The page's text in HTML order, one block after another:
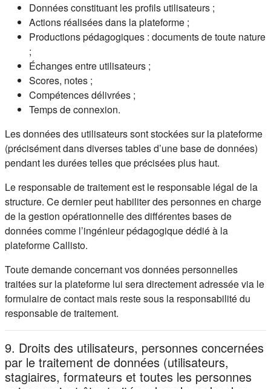
Données constituant les profils utilisateurs ;
Actions réalisées dans la plateforme ;
Productions pédagogiques : documents de toute nature
;
Échanges entre utilisateurs ;
Scores, notes ;
Compétences délivrées ;
Temps de connexion.
Les données des utilisateurs sont stockées sur la plateforme
(précisément dans diverses tables d’une base de données)
pendant les durées telles que précisées plus haut.
Le responsable de traitement est le responsable légal de la
structure. Ce dernier peut habiliter des personnes en charge
de la gestion opérationnelle des différentes bases de
données comme l’ingénieur pédagogique dédié à la
plateforme Callisto.
Toute demande concernant vos données personnelles
traitées sur la plateforme lui sera directement adressée via le
formulaire de contact mais reste sous la responsabilité du
responsable de traitement.
9. Droits des utilisateurs, personnes concernées
par le traitement de données (utilisateurs,
stagiaires, formateurs et toutes les personnes